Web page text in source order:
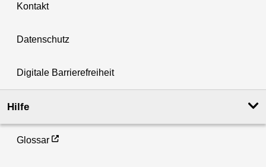
Kontakt
Datenschutz
Digitale Barrierefreiheit
Hilfe
Glossar